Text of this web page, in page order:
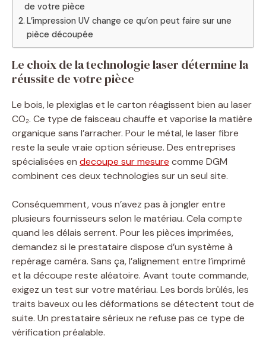
de votre pièce
L’impression UV change ce qu’on peut faire sur une
pièce découpée
Le choix de la technologie laser détermine la
réussite de votre pièce
Le bois, le plexiglas et le carton réagissent bien au laser
CO₂. Ce type de faisceau chauffe et vaporise la matière
organique sans l’arracher. Pour le métal, le laser fibre
reste la seule vraie option sérieuse. Des entreprises
spécialisées en decoupe sur mesure comme DGM
combinent ces deux technologies sur un seul site.
Conséquemment, vous n’avez pas à jongler entre
plusieurs fournisseurs selon le matériau. Cela compte
quand les délais serrent. Pour les pièces imprimées,
demandez si le prestataire dispose d’un système à
repérage caméra. Sans ça, l’alignement entre l’imprimé
et la découpe reste aléatoire. Avant toute commande,
exigez un test sur votre matériau. Les bords brûlés, les
traits baveux ou les déformations se détectent tout de
suite. Un prestataire sérieux ne refuse pas ce type de
vérification préalable.